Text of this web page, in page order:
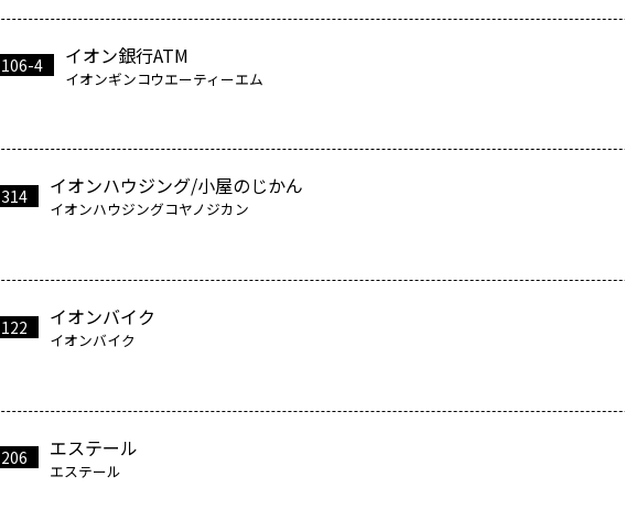
106-4 イオン銀行ATM
イオンギンコウエーティーエム
314 イオンハウジング/小屋のじかん
イオンハウジングコヤノジカン
122 イオンバイク
イオンバイク
206 エステール
エステール